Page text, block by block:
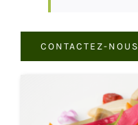
CONTACTEZ-NOUS